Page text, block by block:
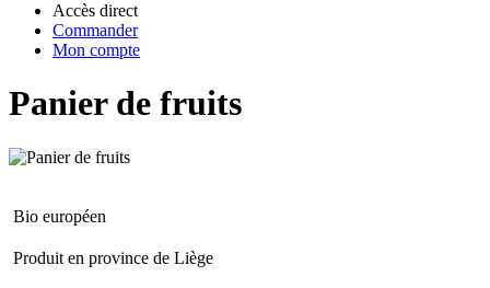
Accès direct
Commander
Mon compte
Panier de fruits
Bio européen
Produit en province de Liège